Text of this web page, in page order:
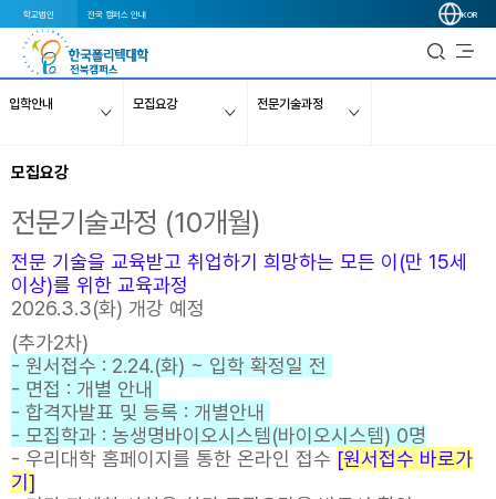
학교법인 전국 캠퍼스 안내 KOR
입학안내 모집요강 전문기술과정
모집요강
전문기술과정 (10개월)
전문 기술을 교육받고 취업하기 희망하는 모든 이(만 15세
이상)를 위한 교육과정
2026.3.3(화) 개강 예정
(추가2차)
- 원서접수 : 2.24.(화) ~ 입학 확정일 전
- 면접 : 개별 안내
- 합격자발표 및 등록 : 개별안내
- 모집학과 : 농생명바이오시스템(바이오시스템) 0명
- 우리대학 홈페이지를 통한 온라인 접수 [원서접수 바로가
기]